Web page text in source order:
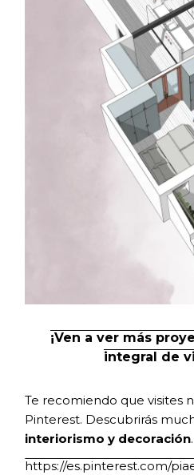
¡Ven a ver más
integral de
Te recomiendo que visites
Pinterest. Descubrirás
interiorismo y decoración.
https://es.pinterest.com/